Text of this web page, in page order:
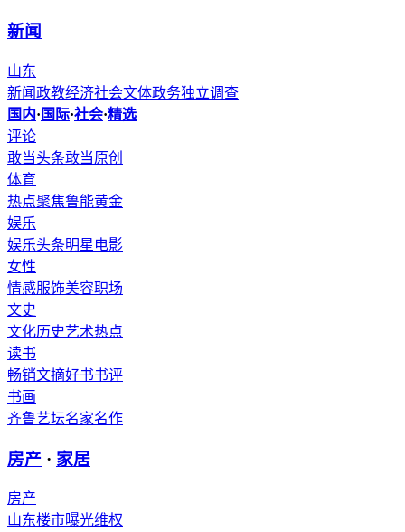
新闻
山东
新闻政教经济社会文体政务独立调查
国内· 国际·社会·精选
评论
敢当头条敢当原创
体育
热点聚焦鲁能黄金
娱乐
娱乐头条明星 电影
女性
情感服饰美容职场
文史
文化历史艺术热点
读书
畅销文摘好书书评
书画
齐鲁艺坛名家名作
房产 · 家居
房产
山东楼市曝光维权